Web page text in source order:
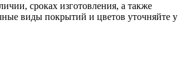
сроках изготовления, а также
виды покрытий и цветов уточняйте у